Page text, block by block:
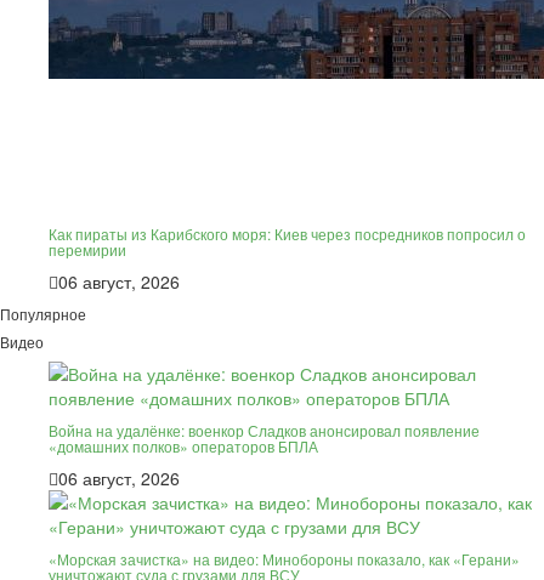
Как пираты из Карибского моря: Киев через посредников попросил о
перемирии
06 август, 2026
Популярное
Видео
Война на удалёнке: военкор Сладков анонсировал появление
«домашних полков» операторов БПЛА
06 август, 2026
«Морская зачистка» на видео: Минобороны показало, как «Герани»
уничтожают суда с грузами для ВСУ